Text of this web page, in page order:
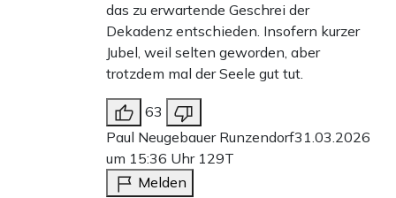
das zu erwartende Geschrei der
Dekadenz entschieden. Insofern kurzer
Jubel, weil selten geworden, aber
trotzdem mal der Seele gut tut.
63
Paul Neugebauer Runzendorf31.03.2026
um 15:36 Uhr 129T
Melden